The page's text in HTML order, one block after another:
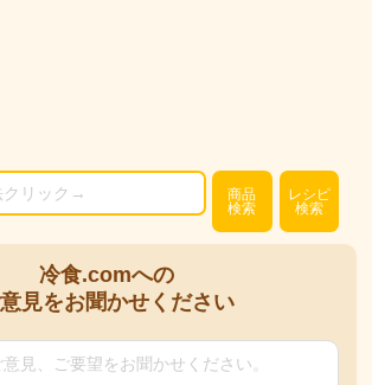
商品
検索
レシピ
検索
冷食.comへの
見をお聞かせください